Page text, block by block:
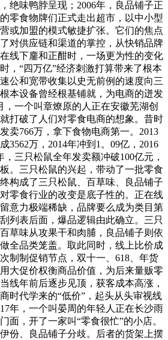
绝味鸭脖呈现；2006年，良品铺子正
零食物牌们正式走出超市，以中小型
或加盟的模式敏捷扩张。它们的焦点
对供应链和渠道的掌控，从快销品牌
线下鏖和正酣时，一场更为性的变化
，“四万亿”经济刺激打算带来了根本
公和宽带收集以史无前例的速度向三
本设备曾经根基铺就，为电商的迸发
，一个叫章燎原的人正在安徽芜湖创
打破了人们对零食电商的想象。昔时
卖766万，拿下食物电商第一。2013
3562万，2014年冲到1。09亿，2016
，三只松鼠全年发卖额冲破100亿元，
。三只松鼠的兴起，带动了一批零食
构成了三只松鼠、百草味、良品铺子
零食行业的改变是底子性的。正在线
意力极端稀缺，品牌要么成为类目第
列表后面，爆品逻辑由此确立。三只
草味从攻果干和肉脯，良品铺子则依
全品类笼盖。取此同时，线上比价成
制制促销节点，双十一、618、年货
大促价权衡商品价值，为后来量贩零
线年前后逐步见顶，获客成本高涨，
时代学来的“低价”，起头从头审视线
年，一个叫晏周的年轻人正在长沙雨
面，开了一家叫“零食很忙”的小店。
份、良品铺子分歧。后者的货架上摆